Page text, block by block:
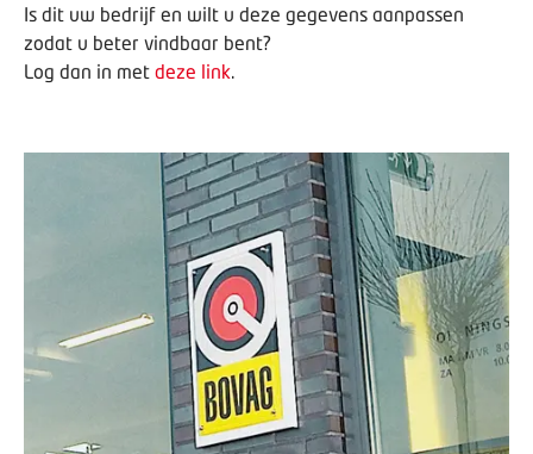
Is dit uw bedrijf en wilt u deze gegevens aanpassen
zodat u beter vindbaar bent?
Log dan in met deze link.